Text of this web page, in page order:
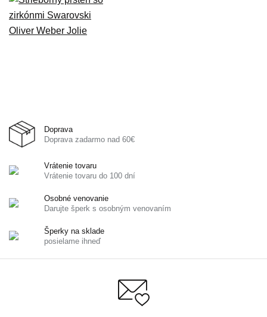
Doprava
Doprava zadarmo nad 60€
Vrátenie tovaru
Vrátenie tovaru do 100 dní
Osobné venovanie
Darujte šperk s osobným venovaním
Šperky na sklade
posielame ihneď